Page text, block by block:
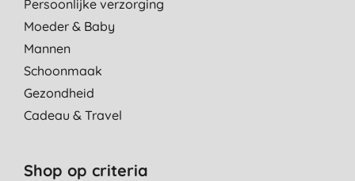
Persoonlijke verzorging
Moeder & Baby
Mannen
Schoonmaak
Gezondheid
Cadeau & Travel
Shop op criteria